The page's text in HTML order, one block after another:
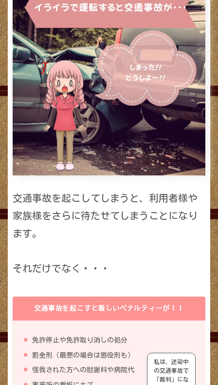
交通事故を起こしてしまうと、利用者様や
家族様をさらに待たせてしまうことになり
ます。
それだけでなく・・・
交通事故を起こすと厳しいペナルティーが！！
免許停止や免許取り消しの処分
罰金刑（最悪の場合は懲役刑も）
怪我された方への慰謝料や病院代
私は、送迎中
の交通事故で
「裁判」にな